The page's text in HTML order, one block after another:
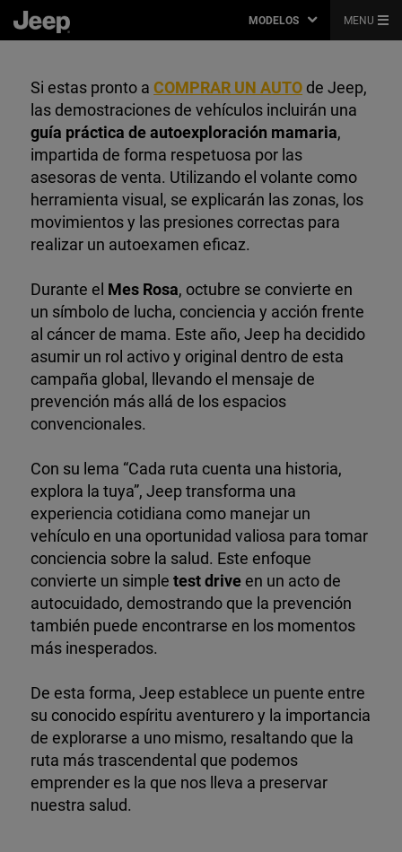
MODELOS MENU
Si estas pronto aCOMPRAR UN AUTO de Jeep,
las demostraciones de vehículos incluirán una
guía práctica de autoexploración mamaria,
impartida de forma respetuosa por las
asesoras de venta. Utilizando el volante como
herramienta visual, se explicarán las zonas, los
movimientos y las presiones correctas para
realizar un autoexamen eficaz.
Durante el Mes Rosa, octubre se convierte en
un símbolo de lucha, conciencia y acción frente
al cáncer de mama. Este año, Jeep ha decidido
asumir un rol activo y original dentro de esta
campaña global, llevando el mensaje de
prevención más allá de los espacios
convencionales.
Con su lema “Cada ruta cuenta una historia,
explora la tuya”, Jeep transforma una
experiencia cotidiana como manejar un
vehículo en una oportunidad valiosa para tomar
conciencia sobre la salud. Este enfoque
convierte un simpletest drive en un acto de
autocuidado, demostrando que la prevención
también puede encontrarse en los momentos
más inesperados.
De esta forma, Jeep establece un puente entre
su conocido espíritu aventurero y la importancia
de explorarse a uno mismo, resaltando que la
ruta más trascendental que podemos
emprender es la que nos lleva a preservar
nuestra salud.